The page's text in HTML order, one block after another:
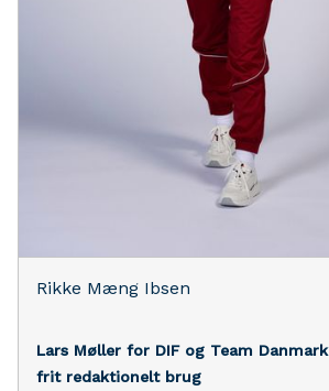
Rikke Mæng Ibsen
Lars Møller for DIF og Team Danmark
frit redaktionelt brug